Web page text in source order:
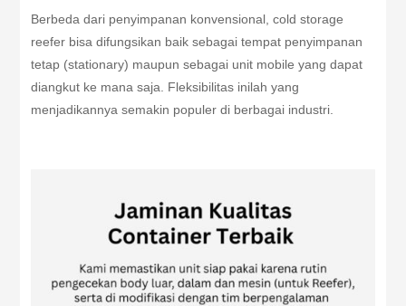
Berbeda dari penyimpanan konvensional, cold storage
reefer bisa difungsikan baik sebagai tempat penyimpanan
tetap (stationary) maupun sebagai unit mobile yang dapat
diangkut ke mana saja. Fleksibilitas inilah yang
menjadikannya semakin populer di berbagai industri.